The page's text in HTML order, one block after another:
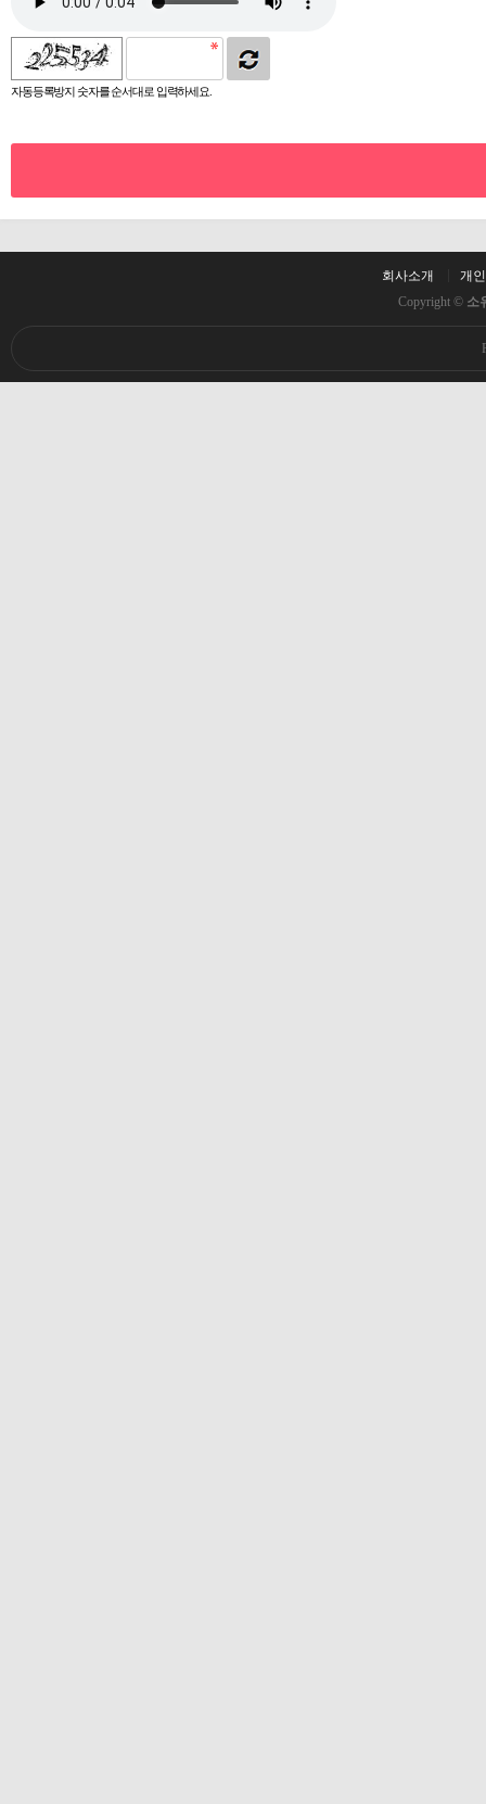
자동등록방지 숫자를 순서대로 입력하세요.
회사소개
개
Copyright © 소